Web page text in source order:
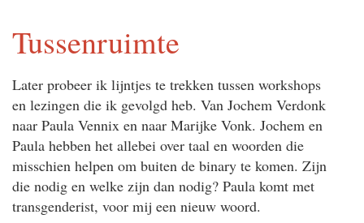
Tussenruimte
Later probeer ik lijntjes te trekken tussen workshops
en lezingen die ik gevolgd heb. Van Jochem Verdonk
naar Paula Vennix en naar Marijke Vonk. Jochem en
Paula hebben het allebei over taal en woorden die
misschien helpen om buiten de binary te komen. Zijn
die nodig en welke zijn dan nodig? Paula komt met
transgenderist, voor mij een nieuw woord.